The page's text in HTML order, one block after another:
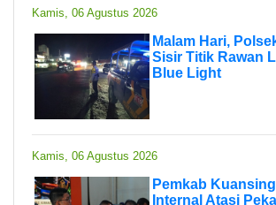
Kamis, 06 Agustus 2026
Malam Hari,
Sisir Titik Rawan
Blue Light
Kamis, 06 Agustus 2026
Pemkab
Internal Atasi